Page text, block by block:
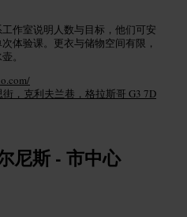
作室说明人数与目标，他们可安
体验课。更衣与储物空间有限，
。
，克利夫兰巷，格拉斯哥 G3 7D
尼斯 - 市中心